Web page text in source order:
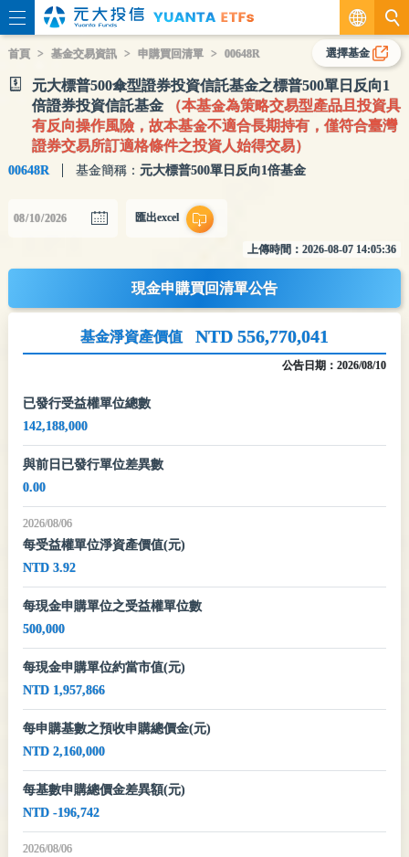
繁
EN
首頁 基金交易資訊 申購買回清單 00648R
元大標普500傘型證券投資信託基金之標普500單日反向1
倍證券投資信託基金
（本基金為策略交易型產品且投資具
有反向操作風險，故本基金不適合長期持有，僅符合臺灣
證券交易所訂適格條件之投資人始得交易）
00648R 基金簡稱： 元大標普500單日反向1倍基金
選擇基金
匯出excel
上傳時間：2026-08-07 14:05:36
現金申購買回清單公告
基金淨資產價值 NTD 556,770,041
公告日期：2026/08/10
已發行受益權單位總數
142,188,000
與前日已發行單位差異數
0.00
2026/08/06
每受益權單位淨資產價值(元)
NTD 3.92
每現金申購單位之受益權單位數
500,000
每現金申購單位約當市值(元)
NTD 1,957,866
每申購基數之預收申購總價金(元)
NTD 2,160,000
每基數申購總價金差異額(元)
NTD -196,742
2026/08/06